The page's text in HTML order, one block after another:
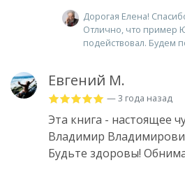
Дорогая Елена!
Отлично, что пример
подействовал. Будем
Евгений М.
— 3 года назад
Эта книга - настоящее
Владимир
Будьте здоровы!